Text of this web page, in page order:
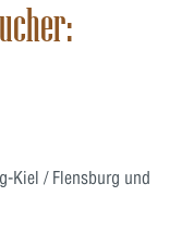
Kiel / Flensburg und